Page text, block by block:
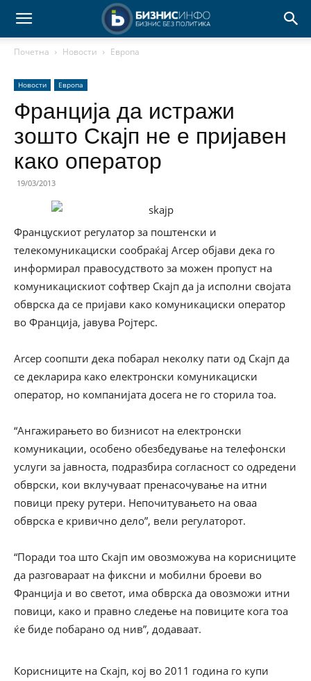
Почетна Новости Европа
Новости Европа
Франција да истражи
зошто Скајп не е пријавен
како оператор
19/03/2013
Францускиот регулатор за поштенски и
телекомуникациски сообраќај Arcep објави дека го
информирал правосудството за можен пропуст на
комуникацискиот софтвер Скајп да ја исполни својата
обврска да се пријави како комуникациски оператор
во Франција, јавува Ројтерс.
Arcep соопшти дека побарал неколку пати од Скајп да
се декларира како електронски комуникациски
оператор, но компанијата досега не го сторила тоа.
“Ангажирањето во бизнисот на електронски
комуникации, особено обезбедување на телефонски
услуги за јавноста, подразбира согласност со одредени
обврски, кои вклучуваат пренасочување на итни
повици преку рутери. Непочитувањето на оваа
обврска е кривично дело”, вели регулаторот.
“Поради тоа што Скајп им овозможува на корисниците
да разговараат на фиксни и мобилни броеви во
Франција и во светот, има обврска да овозможи итни
повици, како и правно следење на повиците кога тоа
ќе биде побарано од нив”, додаваат.
Корисниците на Скајп, кој во 2011 година го купи